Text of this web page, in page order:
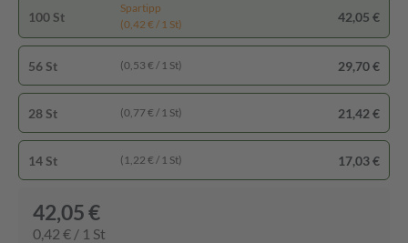
100 St
Spartipp
(0,42 € / 1 St)
42,05 €
56 St (0,53 € / 1 St) 29,70 €
28 St (0,77 € / 1 St) 21,42 €
14 St (1,22 € / 1 St) 17,03 €
42,05 €
0,42 € / 1 St